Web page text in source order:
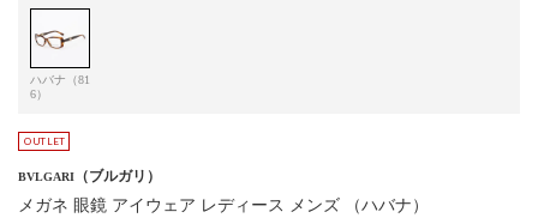
ハバナ（81
6）
BVLGARI （ブルガリ）
メガネ 眼鏡 アイウェア レディース メンズ （ハバナ）